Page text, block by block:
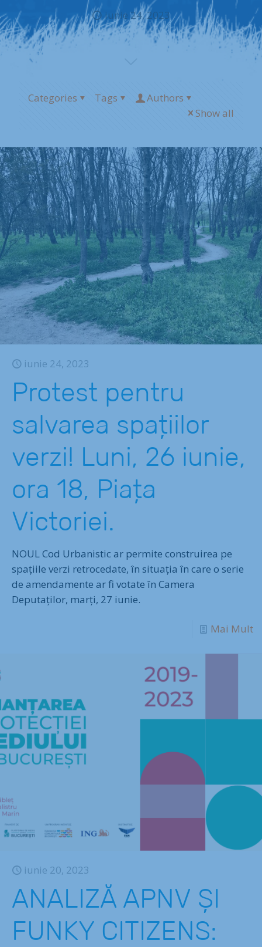
iunie 24, 2023
Categories Tags
Authors
Show all
iunie 24, 2023
Protest pentru
salvarea spațiilor
verzi! Luni, 26 iunie,
ora 18, Piața
Victoriei.
NOUL Cod Urbanistic ar permite construirea pe
spațiile verzi retrocedate, în situația în care o serie
de amendamente ar fi votate în Camera
Deputaților, marți, 27 iunie.
Mai Mult
iunie 20, 2023
ANALIZĂ APNV ȘI
FUNKY CITIZENS: